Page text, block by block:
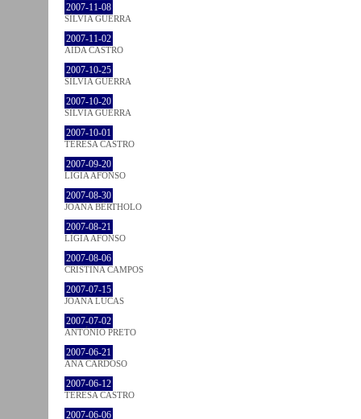
2007-11-08
SÍLVIA GUERRA
2007-11-02
AIDA CASTRO
2007-10-25
SÍLVIA GUERRA
2007-10-20
SÍLVIA GUERRA
2007-10-01
TERESA CASTRO
2007-09-20
LÍGIA AFONSO
2007-08-30
JOANA BÉRTHOLO
2007-08-21
LÍGIA AFONSO
2007-08-06
CRISTINA CAMPOS
2007-07-15
JOANA LUCAS
2007-07-02
ANTÓNIO PRETO
2007-06-21
ANA CARDOSO
2007-06-12
TERESA CASTRO
2007-06-06